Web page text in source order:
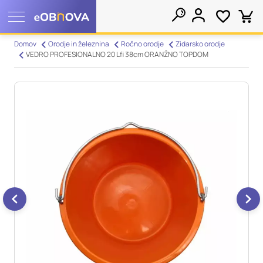
Domov Orodje in železnina Ročno orodje
Zidarsko orodje
VEDRO PROFESIONALNO 20 Lfi 38cm ORANŽNO TOPDOM
Nastavitve piškotkov
piškotkov. Te informacije se lahko navezujejo na vas, vaše
nastavitve, vašo napravo ali pa skrbijo, da vaše spletno mesto
deluje v skladu z vašimi pričakovanji. Te informacije običajno
ne razkrivajo neposredno vaše identitete, vendar vam lahko
zagotovijo bolj prilagojeno spletno uporabniško izkušnjo.
Nekatere vrste piškotkov lahko zavrnete. Klikajte različna
imena kategorij, da si ogledate več informacij in spremenite
privzete nastavitve. Blokiranje določenih vrst piškotkov vpliva
na vašo uporabo tega spletnega mesta in naše storitve.